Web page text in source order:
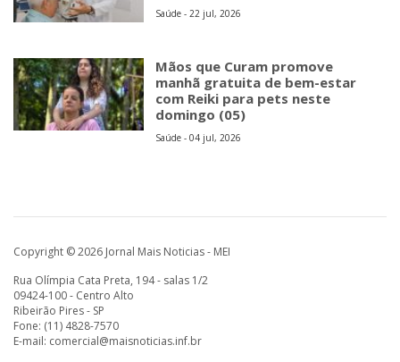
Saúde - 22 jul, 2026
Mãos que Curam promove
manhã gratuita de bem-estar
com Reiki para pets neste
domingo (05)
Saúde - 04 jul, 2026
Copyright © 2026 Jornal Mais Noticias - MEI
Rua Olímpia Cata Preta, 194 - salas 1/2
09424-100 - Centro Alto
Ribeirão Pires - SP
Fone: (11) 4828-7570
E-mail: comercial@maisnoticias.inf.br